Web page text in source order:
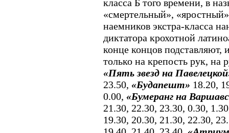
класса Б того времени, в
«смертельный»,
наемников экстра-класса
диктатора крохотной
конце концов подставляют,
только на крепость рук, на
«Пять звезд на
23.50, «Будапешт» 18.20,
0.00, «Бумеранг на
21.30, 22.30, 23.30, 0.30,
19.30, 20.30, 21.30, 22.30,